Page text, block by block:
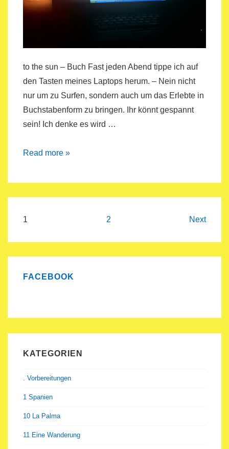
to the sun – Buch Fast jeden Abend tippe ich auf
den Tasten meines Laptops herum. – Nein nicht
nur um zu Surfen, sondern auch um das Erlebte in
Buchstabenform zu bringen. Ihr könnt gespannt
sein! Ich denke es wird …
Every
Read more »
Beitragsnavigation
1 2 Next
FACEBOOK
KATEGORIEN
. Vorbereitungen
1 Spanien
10 La Palma
11 Eine Wanderung